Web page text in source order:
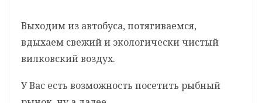
Выходим из автобуса, потягиваемся,
вдыхаем свежий и экологически чистый
вилковский воздух.
У Вас есть возможность посетить рыбный